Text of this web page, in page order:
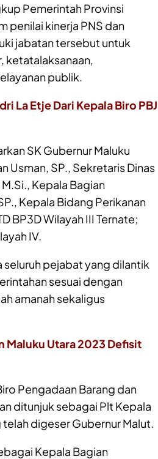
Pemerintah Provinsi
penilai kinerja PNS dan
jabatan tersebut untuk
ketatalaksanaan,
publik.
La Etje Dari Kepala Biro PBJ
SK Gubernur Maluku
SP., Sekretaris Dinas
Kepala Bagian
Kepala Bidang Perikanan
BP3D Wilayah III Ternate;
IV.
seluruh pejabat yang dilantik
sesuai dengan
amanah sekaligus
Maluku Utara 2023 Defisit
Pengadaan Barang dan
ditunjuk sebagai Plt Kepala
digeser Gubernur Malut.
Kepala Bagian